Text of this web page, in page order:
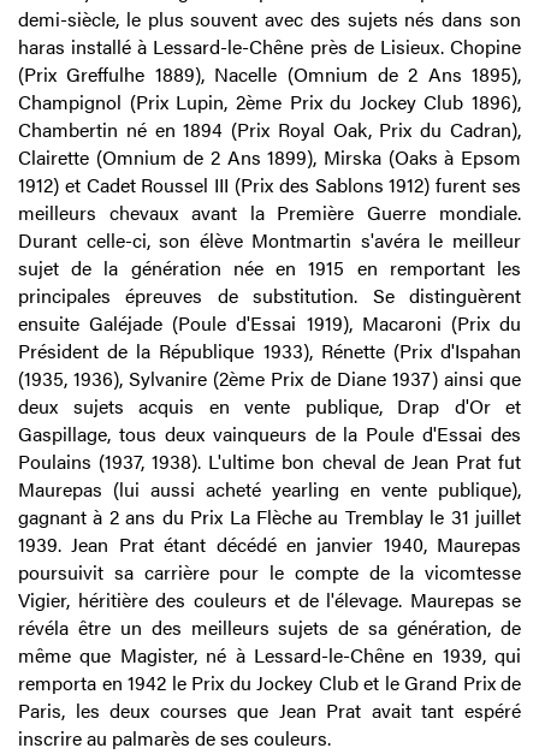
demi-siècle, le plus souvent avec des sujets nés dans son
haras installé à Lessard-le-Chêne près de Lisieux. Chopine
(Prix Greffulhe 1889), Nacelle (Omnium de 2 Ans 1895),
Champignol (Prix Lupin, 2ème Prix du Jockey Club 1896),
Chambertin né en 1894 (Prix Royal Oak, Prix du Cadran),
Clairette (Omnium de 2 Ans 1899), Mirska (Oaks à Epsom
1912) et Cadet Roussel III (Prix des Sablons 1912) furent ses
meilleurs chevaux avant la Première Guerre mondiale.
Durant celle-ci, son élève Montmartin s'avéra le meilleur
sujet de la génération née en 1915 en remportant les
principales épreuves de substitution. Se distinguèrent
ensuite Galéjade (Poule d'Essai 1919), Macaroni (Prix du
Président de la République 1933), Rénette (Prix d'Ispahan
(1935, 1936), Sylvanire (2ème Prix de Diane 1937) ainsi que
deux sujets acquis en vente publique, Drap d'Or et
Gaspillage, tous deux vainqueurs de la Poule d'Essai des
Poulains (1937, 1938). L'ultime bon cheval de Jean Prat fut
Maurepas (lui aussi acheté yearling en vente publique),
gagnant à 2 ans du Prix La Flèche au Tremblay le 31 juillet
1939. Jean Prat étant décédé en janvier 1940, Maurepas
poursuivit sa carrière pour le compte de la vicomtesse
Vigier, héritière des couleurs et de l'élevage. Maurepas se
révéla être un des meilleurs sujets de sa génération, de
même que Magister, né à Lessard-le-Chêne en 1939, qui
remporta en 1942 le Prix du Jockey Club et le Grand Prix de
Paris, les deux courses que Jean Prat avait tant espéré
inscrire au palmarès de ses couleurs.